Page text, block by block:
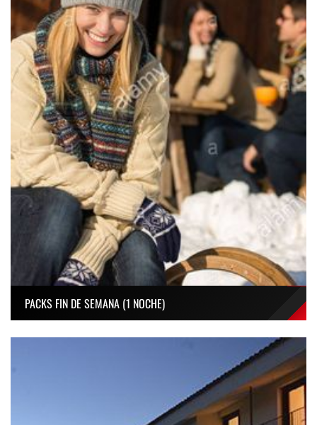
PACKS FIN DE SEMANA (1 NOCHE)